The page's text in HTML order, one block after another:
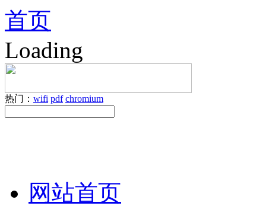
首页
Loading
热门： wifi pdf chromium
网站首页